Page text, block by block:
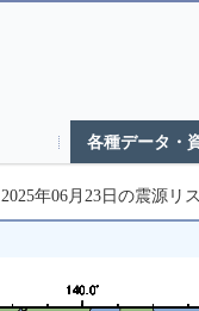
各種データ・
2025年06月23日の震源リ